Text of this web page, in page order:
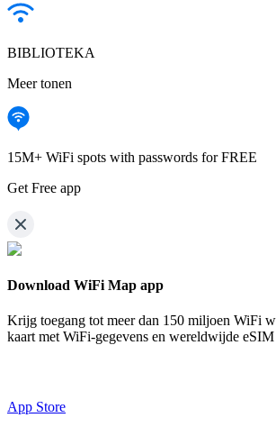
BIBLIOTEKA
Meer tonen
15M+ WiFi spots with passwords for FREE
Get Free app
Download WiFi Map app
Krijg toegang tot meer dan 150 miljoen WiFi
kaart met WiFi-gegevens en wereldwijde eSIM
App Store